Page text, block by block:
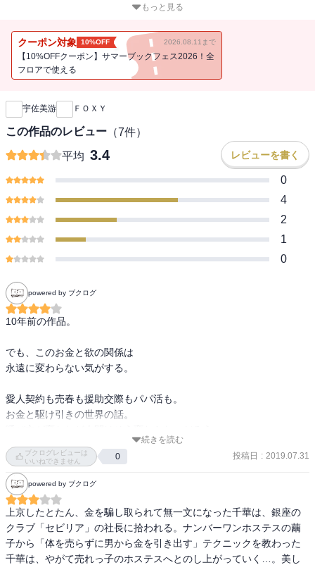
を引き出す」様々なテクニックを教わり、次第に売れっ子へとのし
たちに貢がせる銀座の女たちの気迫と虚実。著者の人気ホステス体
験を生かし“座るだけで10万円”の世界がじっくり体験できる、迫真の
小説！
もっと見る
クーポン対象 10%OFF 2026.08.11まで
【10%OFFクーポン】サマーブックフェス2026！全
フロアで使える
新刊通知
宇佐美游 ＦＯＸＹ
この作品のレビュー （7件）
平均 3.4 レビューを書く
0
4
2
1
0
powered by ブクログ
10年前の作品。
でも、このお金と欲の関係は
永遠に変わらない気がする。
愛人契約も売春も援助交際もパパ活も。
お金と駆け引きの世界の話。
読むのにめちゃくちゃパワーを使った。
でも、本当に面白くて引き込まれた。
多額のお金が絡む底には、人間の寂しさと
まぶしく生きるものへの憧れと
手に入れたいものへの醜い執着や嫉妬
それを越えた先の諦めや希望があるのかもしれない。
続きを読む
ブクログレビューは
いいねできません
0 投稿日 : 2019.07.31
powered by ブクログ
上京したとたん、金を騙し取られて無一文になった千華は、銀座の
クラブ「セビリア」の社長に拾われる。ナンバーワンホステスの繭
子から「体を売らずに男から金を引き出す」テクニックを教わった
千華は、やがて売れっ子のホステスへとのし上がっていく…。美し